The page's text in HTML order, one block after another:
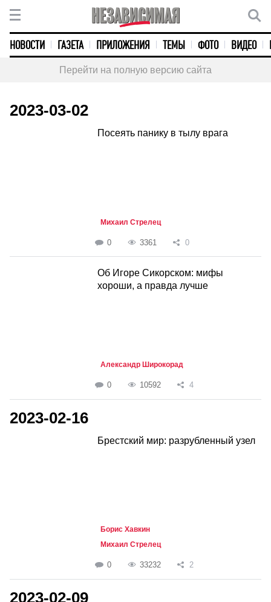
НОВОСТИ ГАЗЕТА ПРИЛОЖЕНИЯ ТЕМЫ ФОТО ВИДЕО
Перейти на полную версию сайта
2023-03-02
Посеять панику в тылу врага
Михаил Стрелец
0 3361 0
Об Игоре Сикорском: мифы
хороши, а правда лучше
Александр Широкорад
0 10592 4
2023-02-16
Брестский мир: разрубленный узел
Борис Хавкин
Михаил Стрелец
0 33232 2
2023-02-09